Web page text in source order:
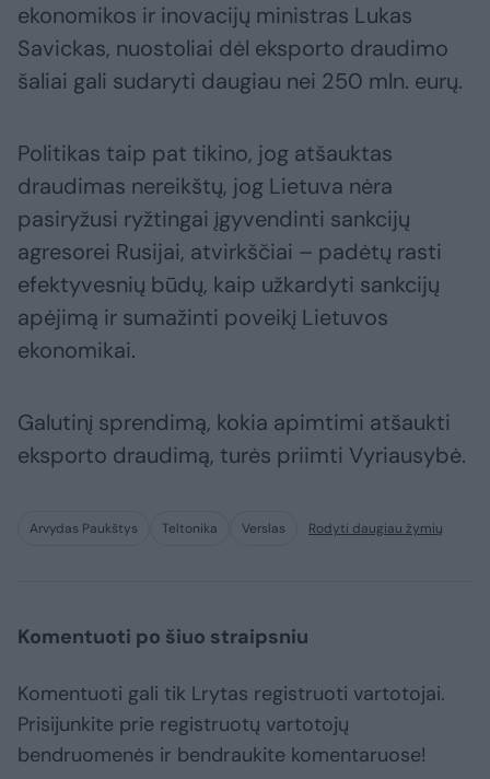
ekonomikos ir inovacijų ministras Lukas
Savickas, nuostoliai dėl eksporto draudimo
šaliai gali sudaryti daugiau nei 250 mln. eurų.
Politikas taip pat tikino, jog atšauktas
draudimas nereikštų, jog Lietuva nėra
pasiryžusi ryžtingai įgyvendinti sankcijų
agresorei Rusijai, atvirkščiai – padėtų rasti
efektyvesnių būdų, kaip užkardyti sankcijų
apėjimą ir sumažinti poveikį Lietuvos
ekonomikai.
Galutinį sprendimą, kokia apimtimi atšaukti
eksporto draudimą, turės priimti Vyriausybė.
Arvydas Paukštys Teltonika Verslas Rodyti daugiau žymių
Komentuoti po šiuo straipsniu
Komentuoti gali tik Lrytas registruoti vartotojai.
Prisijunkite prie registruotų vartotojų
bendruomenės ir bendraukite komentaruose!